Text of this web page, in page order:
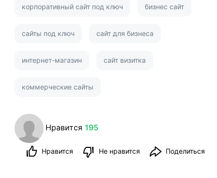
корпоративный сайт под ключ бизнес сайт
сайты под ключ сайт для бизнеса
интернет-магазин сайт визитка
коммерческие сайты
Нравится 195
Нравится Не нравится Поделиться